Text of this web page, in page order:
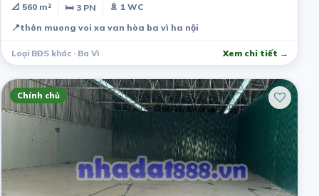
📐 560 m² 🛏 3 PN
🚿 1 WC
📍thôn muong voi xa van hòa ba vì ha nội
Loại BĐS khác · Ba Vì Xem chi tiết →
Chính chủ